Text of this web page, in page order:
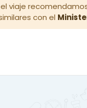
viaje
con el